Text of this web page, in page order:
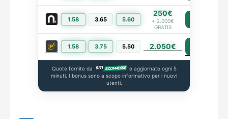
1.58 3.65 5.60
250€
+ 2.000€
GRATIS
1.58 3.75 5.50 2.050€
Quote fornite da
e aggiornate ogni 5
minuti. I bonus sono a scopo informativo per i nuovi
utenti.